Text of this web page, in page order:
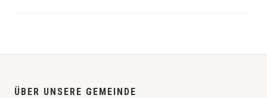
ÜBER UNSERE GEMEINDE